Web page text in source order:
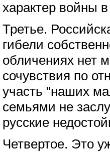
характер войны
Третье.
гибели
обличениях нет
сочувствия по
участь "наших
семьями не
русские
Четвертое. Это